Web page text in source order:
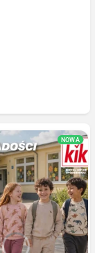
NOWA